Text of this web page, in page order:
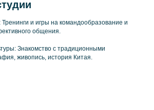
и игры на командообразование и
общения.
Знакомство с традиционными
живопись, история Китая.